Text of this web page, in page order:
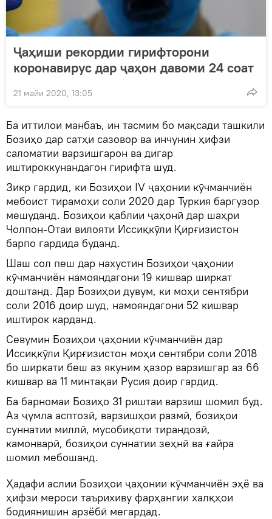
Ҷаҳиши рекордии гирифторони
коронавирус дар ҷаҳон давоми 24 соат
21 майи 2020, 13:05
Ба иттилои манбаъ, ин тасмим бо мақсади ташкили
Бозиҳо дар сатҳи сазовор ва инчунин ҳифзи
саломатии варзишгарон ва дигар
иштироккунандагон гирифта шуд.
Зикр гардид, ки Бозиҳои IV ҷаҳонии кӯчманчиён
мебоист тирамоҳи соли 2020 дар Туркия баргузор
мешуданд. Бозиҳои қаблии ҷаҳонӣ дар шаҳри
Чолпон-Отаи вилояти Иссиқкӯли Қирғизистон
барпо гардида буданд.
Шаш сол пеш дар нахустин Бозиҳои ҷаҳонии
кӯчманчиён намояндагони 19 кишвар ширкат
доштанд. Дар Бозиҳои дувум, ки моҳи сентябри
соли 2016 доир шуд, намояндагони 52 кишвар
иштирок карданд.
Севумин Бозиҳои ҷаҳонии кӯчманчиён дар
Иссиқкӯли Қирғизистон моҳи сентябри соли 2018
бо ширкати беш аз якуним ҳазор варзишгар аз 66
кишвар ва 11 минтақаи Русия доир гардид.
Ба барномаи Бозиҳо 31 риштаи варзиш шомил буд.
Аз ҷумла асптозӣ, варзишҳои размӣ, бозиҳои
суннатии миллӣ, мусобиқоти тирандозӣ,
камонварӣ, бозиҳои суннатии зеҳнӣ ва ғайра
шомил мебошанд.
Ҳадафи аслии Бозиҳои ҷаҳонии кӯчманчиён эҳё ва
ҳифзи мероси таърихиву фарҳангии халқҳои
бодиянишин арзёбӣ мегардад.